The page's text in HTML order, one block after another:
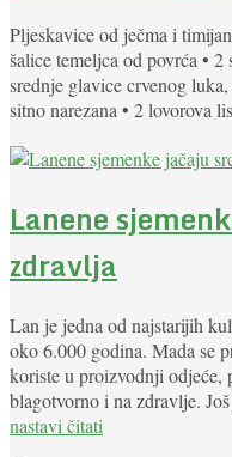
Pljeskavice od ječma i
šalice temeljca od povrća •
srednje glavice crvenog
sitno narezana • 2 lovorova
Lanene
zdravlja
Lan je jedna od najstarijih
oko 6.000 godina. Mada se
koriste u proizvodnji
blagotvorno i na zdravlje.
nastavi čitati